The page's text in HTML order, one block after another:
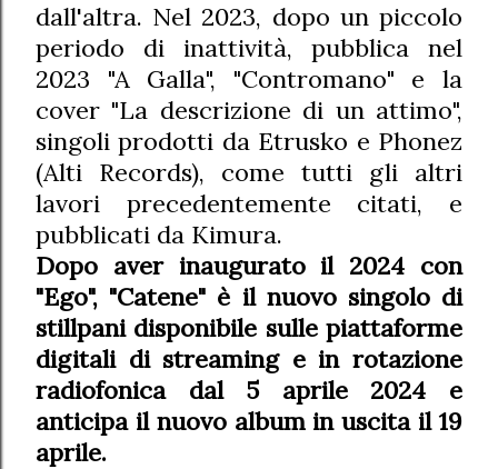
dall'altra. Nel 2023, dopo un piccolo
periodo di inattività, pubblica nel
2023 "A Galla", "Contromano" e la
cover "La descrizione di un attimo",
singoli prodotti da Etrusko e Phonez
(Alti Records), come tutti gli altri
lavori precedentemente citati, e
pubblicati da Kimura.
Dopo aver inaugurato il 2024 con
"Ego", "Catene" è il nuovo singolo di
stillpani disponibile sulle piattaforme
digitali di streaming e in rotazione
radiofonica dal 5 aprile 2024 e
anticipa il nuovo album in uscita il 19
aprile.